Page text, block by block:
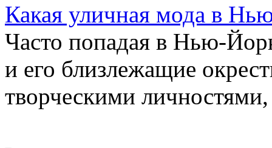
Какая уличная мода в
Часто попадая в Нью-
и его близлежащие
творческими